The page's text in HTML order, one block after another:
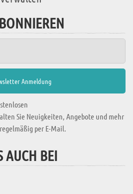
Sie Neuigkeiten, Angebote und mehr
per E-Mail.
AUCH BEI